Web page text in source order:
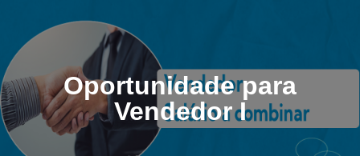
Oportunidade para
Vendedor I